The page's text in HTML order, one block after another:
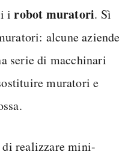
irobot muratori. Sì
alcune aziende
serie di macchinari
muratori e
di realizzare mini-